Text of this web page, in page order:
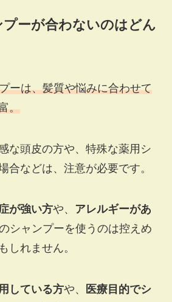
ーが合わないのはどん
ーは、髪質や悩みに合わせて
。
な頭皮の方や、特殊な薬用シ
合などは、注意が必要です。
が強い方や、 アレルギーがあ
シャンプーを使うのは控えめ
しれません。
している方や、
医療目的でシ